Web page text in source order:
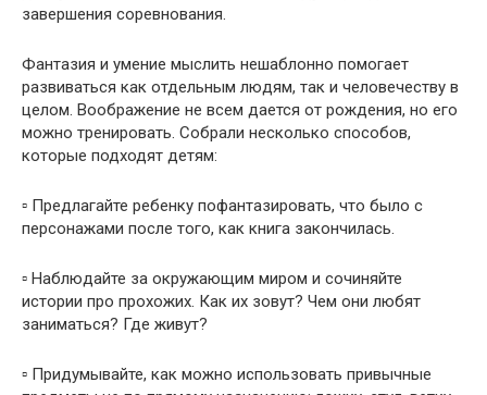
завершения соревнования.
Фантазия и умение мыслить нешаблонно помогает
развиваться как отдельным людям, так и человечеству в
целом. Воображение не всем дается от рождения, но его
можно тренировать. Собрали несколько способов,
которые подходят детям:
▫️ Предлагайте ребенку пофантазировать, что было с
персонажами после того, как книга закончилась.
▫️ Наблюдайте за окружающим миром и сочиняйте
истории про прохожих. Как их зовут? Чем они любят
заниматься? Где живут?
▫️ Придумывайте, как можно использовать привычные